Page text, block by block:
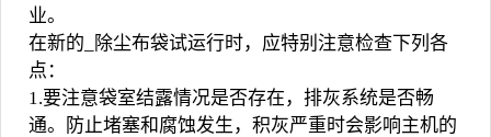
业。
在新的_
除尘布袋试运行时，应特别注意检查下列各
点：
1.要注意袋室结露情况是否存在，排灰系统是否畅
通。防止堵塞和腐蚀发生，积灰严重时会影响主机的